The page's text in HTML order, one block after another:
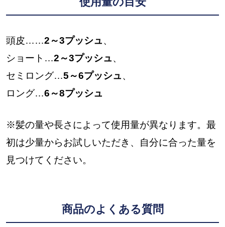
頭皮……2～3プッシュ、
ショート…2～3プッシュ、
セミロング…5～6プッシュ、
ロング…6～8プッシュ
※髪の量や長さによって使用量が異なります。最
初は少量からお試しいただき、自分に合った量を
見つけてください。
商品のよくある質問